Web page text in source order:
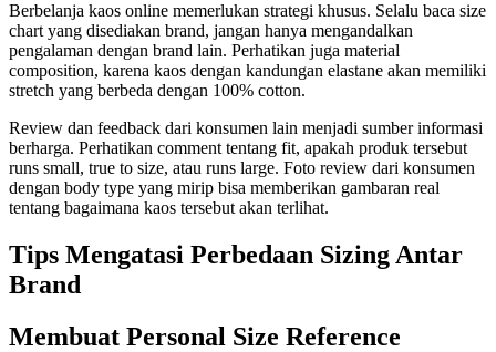
Berbelanja kaos online memerlukan strategi khusus. Selalu baca size
chart yang disediakan brand, jangan hanya mengandalkan
pengalaman dengan brand lain. Perhatikan juga material
composition, karena kaos dengan kandungan elastane akan memiliki
stretch yang berbeda dengan 100% cotton.
Review dan feedback dari konsumen lain menjadi sumber informasi
berharga. Perhatikan comment tentang fit, apakah produk tersebut
runs small, true to size, atau runs large. Foto review dari konsumen
dengan body type yang mirip bisa memberikan gambaran real
tentang bagaimana kaos tersebut akan terlihat.
Tips Mengatasi Perbedaan Sizing Antar
Brand
Membuat Personal Size Reference